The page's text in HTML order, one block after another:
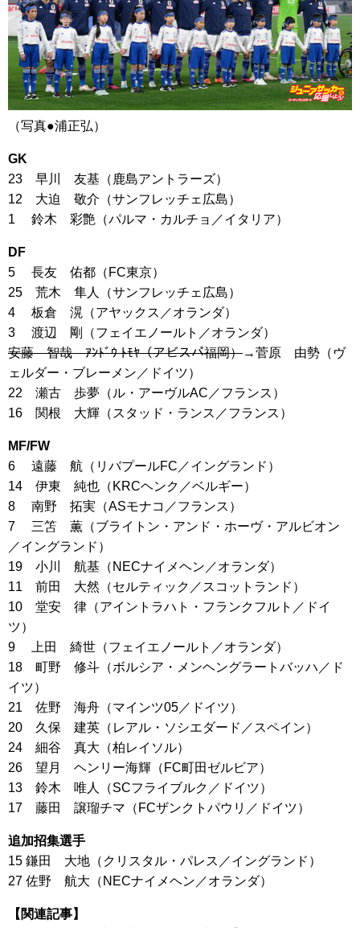
（写真●浦正弘）
GK
23 早川 友基（鹿島アントラーズ）
12 大迫 敬介（サンフレッチェ広島）
1 鈴木 彩艶（パルマ・カルチョ／イタリア）
DF
5 長友 佑都（FC東京）
25 荒木 隼人（サンフレッチェ広島）
4 板倉 滉（アヤックス／オランダ）
3 渡辺 剛（フェイエノールト／オランダ）
安藤 智哉 ｱﾝﾄﾞｳ ﾄﾓﾔ（アビスパ福岡）→菅原 由勢（ヴ
ェルダー・ブレーメン／ドイツ）
22 瀬古 歩夢（ル・アーヴルAC／フランス）
16 関根 大輝（スタッド・ランス／フランス）
MF/FW
6 遠藤 航（リバプールFC／イングランド）
14 伊東 純也（KRCヘンク／ベルギー）
8 南野 拓実（ASモナコ／フランス）
7 三笘 薫（ブライトン・アンド・ホーヴ・アルビオン
／イングランド）
19 小川 航基（NECナイメヘン／オランダ）
11 前田 大然（セルティック／スコットランド）
10 堂安 律（アイントラハト・フランクフルト／ドイ
ツ）
9 上田 綺世（フェイエノールト／オランダ）
18 町野 修斗（ボルシア・メンヘングラートバッハ／ド
イツ）
21 佐野 海舟（マインツ05／ドイツ）
20 久保 建英（レアル・ソシエダード／スペイン）
24 細谷 真大（柏レイソル）
26 望月 ヘンリー海輝（FC町田ゼルビア）
13 鈴木 唯人（SCフライブルク／ドイツ）
17 藤田 譲瑠チマ（FCザンクトパウリ／ドイツ）
追加招集選手
15 鎌田 大地（クリスタル・パレス／イングランド）
27 佐野 航大（NECナイメヘン／オランダ）
【関連記事】